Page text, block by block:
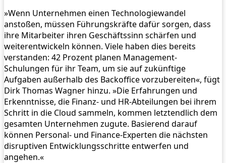
»Wenn Unternehmen einen Technologiewandel
anstoßen, müssen Führungskräfte dafür sorgen, dass
ihre Mitarbeiter ihren Geschäftssinn schärfen und
weiterentwickeln können. Viele haben dies bereits
verstanden: 42 Prozent planen Management-
Schulungen für ihr Team, um sie auf zukünftige
Aufgaben außerhalb des Backoffice vorzubereiten«, fügt
Dirk Thomas Wagner hinzu. »Die Erfahrungen und
Erkenntnisse, die Finanz- und HR-Abteilungen bei ihrem
Schritt in die Cloud sammeln, kommen letztendlich dem
gesamten Unternehmen zugute. Basierend darauf
können Personal- und Finance-Experten die nächsten
disruptiven Entwicklungsschritte entwerfen und
angehen.«